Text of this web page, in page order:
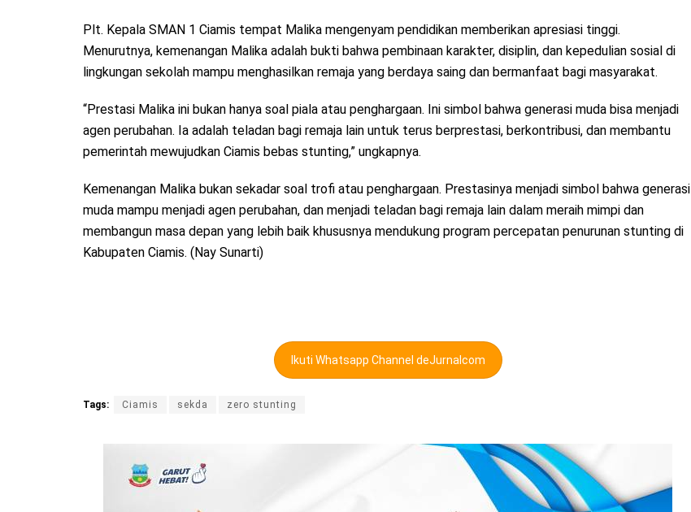
Plt. Kepala SMAN 1 Ciamis tempat Malika mengenyam pendidikan memberikan apresiasi tinggi.
Menurutnya, kemenangan Malika adalah bukti bahwa pembinaan karakter, disiplin, dan kepedulian sosial di
lingkungan sekolah mampu menghasilkan remaja yang berdaya saing dan bermanfaat bagi masyarakat.
“Prestasi Malika ini bukan hanya soal piala atau penghargaan. Ini simbol bahwa generasi muda bisa menjadi
agen perubahan. Ia adalah teladan bagi remaja lain untuk terus berprestasi, berkontribusi, dan membantu
pemerintah mewujudkan Ciamis bebas stunting,” ungkapnya.
Kemenangan Malika bukan sekadar soal trofi atau penghargaan. Prestasinya menjadi simbol bahwa generasi
muda mampu menjadi agen perubahan, dan menjadi teladan bagi remaja lain dalam meraih mimpi dan
membangun masa depan yang lebih baik khususnya mendukung program percepatan penurunan stunting di
Kabupaten Ciamis. (Nay Sunarti)
Ikuti Whatsapp Channel deJurnalcom
Tags: Ciamis sekda zero stunting